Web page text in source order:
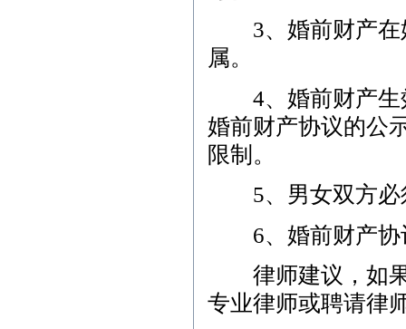
3、婚前财产在
属。
4、婚前财产生
婚前财产协议的公
限制。
5、男女双方必
6、婚前财产协
律师建议，如果
专业律师或聘请律